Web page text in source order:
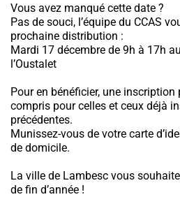
Vous avez manqué cette date ?
Pas de souci, l’équipe du CCAS
prochaine distribution :
Mardi 17 décembre de 9h à 17h
l’Oustalet
Pour en bénéficier, une
compris pour celles et ceux déjà
précédentes.
Munissez-vous de votre carte
de domicile.
La ville de Lambesc vous
de fin d’année !